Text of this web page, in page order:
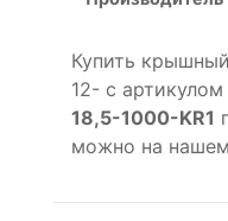
Купить
12- с артикулом
18,5-1000-KR1
можно на